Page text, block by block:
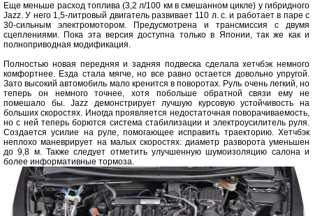
Еще меньше расход топлива (3,2 л/100 км в смешанном цикле) у гибридного
Jazz. У него 1,5-литровый двигатель развивает 110 л. с. и работает в паре с
30-сильным электромотором. Предусмотрена и трансмиссия с двумя
сцеплениями. Пока эта версия доступна только в Японии, так же как и
полноприводная модификация.
Полностью новая передняя и задняя подвеска сделала хетчбэк немного
комфортнее. Езда стала мягче, но все равно остается довольно упругой.
Зато высокий автомобиль мало кренится в поворотах. Руль очень легкий, но
теперь он немного точнее, хотя побольше обратной связи ему не
помешало бы. Jazz демонстрирует лучшую курсовую устойчивость на
больших скоростях. Иногда проявляется недостаточная поворачиваемость,
но с ней теперь борются система стабилизации и электроусилитель руля.
Создается усилие на руле, помогающее исправить траекторию. Хетчбэк
неплохо маневрирует на малых скоростях: диаметр разворота уменьшен
до 9,8 м. Также следует отметить улучшенную шумоизоляцию салона и
более информативные тормоза.